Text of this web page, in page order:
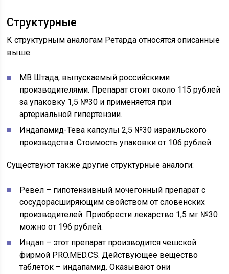
Структурные
К структурным аналогам Ретарда относятся описанные
выше:
МВ Штада, выпускаемый российскими
производителями. Препарат стоит около 115 рублей
за упаковку 1,5 №30 и применяется при
артериальной гипертензии.
Индапамид-Тева капсулы 2,5 №30 израильского
производства. Стоимость упаковки от 106 рублей.
Существуют также другие структурные аналоги:
Ревел – гипотензивный мочегонный препарат с
сосудорасширяющим свойством от словенских
производителей. Приобрести лекарство 1,5 мг №30
можно от 196 рублей.
Индап – этот препарат производится чешской
фирмой PRO.MED.CS. Действующее вещество
таблеток – индапамид. Оказывают они